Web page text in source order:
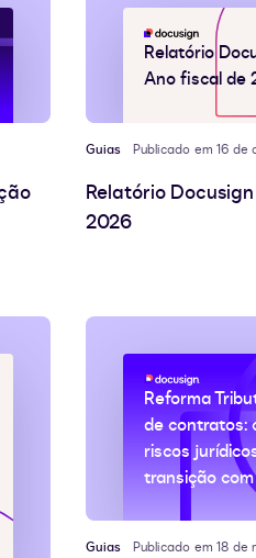
Relatório
Ano fiscal de
Guias Publicado em 16 de
Relatório
2026
Reforma
de contratos:
riscos
transição
Guias Publicado em 18 de